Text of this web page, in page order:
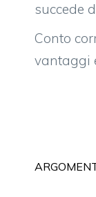
succede
Conto
vantaggi